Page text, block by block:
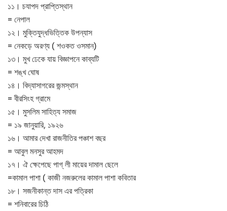
১১। চযাপদ প্রাপ্তিস্থান
= নেপাল
১২। মুক্তিযুদ্ধভিত্তিক উপন্যাস
= নেকড়ে অরণ্য ( শওকত ওসমান)
১৩। মুখ ঢেকে যায় বিজ্ঞাপনে কাব্যটি
= শঙ্খ ঘোষ
১৪। বিদ্যাসাগরের জন্মস্থান
= বীরসিংহ গ্রামে
১৫। মুসলিম সাহিত্য সমাজ
= ১৯ জানুয়ারি, ১৯২৬
১৬। আমার দেখা রাজনীতির পঞ্চাশ বছর
= আবুল মনসুর আহমদ
১৭। ঐ ক্ষেপেছে পাগ্ লী মায়ের দামাল ছেলে
=কামাল পাশা ( কাজী নজরুলের কামাল পাশা কবিতার
১৮। সজনীকান্ত দাস এর পত্রিকা
= শনিবারের চিঠি